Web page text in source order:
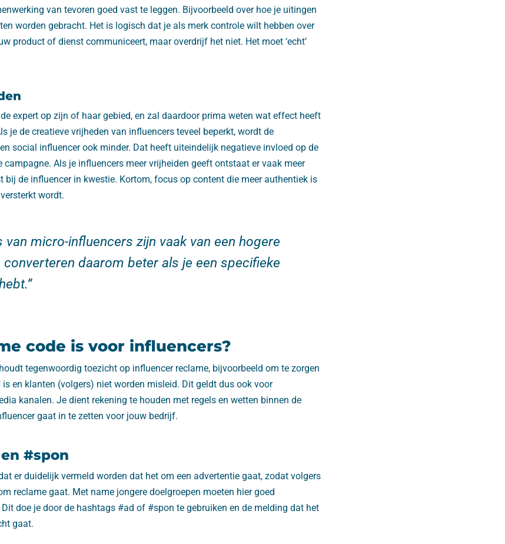
van tevoren goed vast te leggen. Bijvoorbeeld over hoe je uitingen
worden gebracht. Het is logisch dat je als merk controle wilt hebben over
product of dienst communiceert, maar overdrijf het niet. Het moet ‘echt’
expert op zijn of haar gebied, en zal daardoor prima weten wat effect heeft
je de creatieve vrijheden van influencers teveel beperkt, wordt de
social influencer ook minder. Dat heeft uiteindelijk negatieve invloed op de
Als je influencers meer vrijheiden geeft ontstaat er vaak meer
bij de influencer in kwestie. Kortom, focus op content die meer authentiek is
wordt.
van micro-influencers zijn vaak van een hogere
converteren daarom beter als je een specifieke
code is voor influencers?
tegenwoordig toezicht op influencer reclame, bijvoorbeeld om te zorgen
en klanten (volgers) niet worden misleid. Dit geldt dus ook voor
kanalen. Je dient rekening te houden met regels en wetten binnen de
gaat in te zetten voor jouw bedrijf.
#spon
er duidelijk vermeld worden dat het om een advertentie gaat, zodat volgers
reclame gaat. Met name jongere doelgroepen moeten hier goed
doe je door de hashtags #ad of #spon te gebruiken en de melding dat het
gaat.